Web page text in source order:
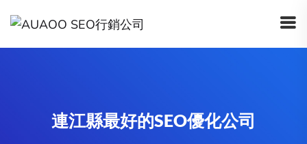
連江縣最好的SEO優化公司